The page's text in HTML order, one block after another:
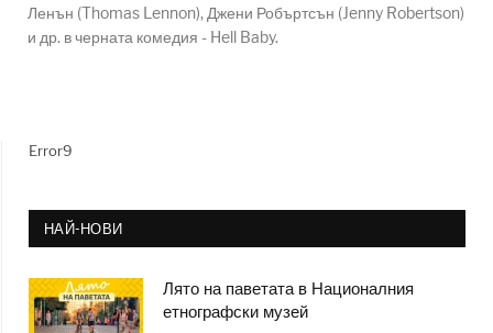
Ленън (Thomas Lennon), Джени Робъртсън (Jenny Robertson)
и др. в черната комедия - Hell Baby.
Error9
НАЙ-НОВИ
Лято на паветата в Националния
етнографски музей